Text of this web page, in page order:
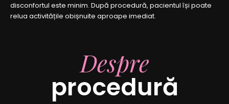
disconfortul este minim. După procedură, pacientul își poate
relua activitățile obișnuite aproape imediat.
Despre
procedură